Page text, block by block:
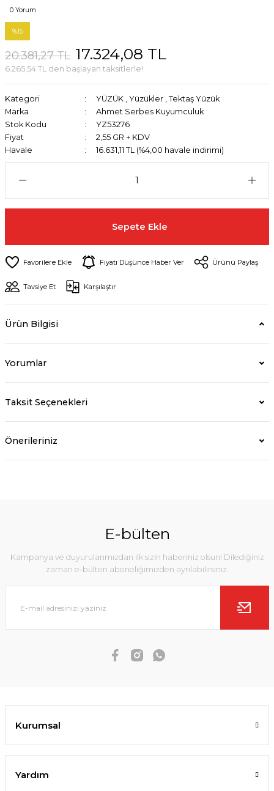
0 Yorum
%15
20.381,27 TL 17.324,08 TL
6.265,54 TL den başlayan taksitlerle!
Kategori YÜZÜK , Yüzükler , Tektaş Yüzük
Marka
Ahmet Serbes Kuyumculuk
Stok Kodu
YZ53276
Fiyat
2,55 GR + KDV
Havale
16.631,11 TL (%4,00 havale indirimi)
Sepete Ekle
Fiyatı Düşünce Haber Ver Ürünü Paylaş
Tavsiye Et Karşılaştır
Ürün Bilgisi
Yorumlar
Taksit Seçenekleri
Önerileriniz
E-bülten
Kampanya ve duyurularımızdan ilk sizin haberiniz olsun! Dilediğiniz
zaman e-bülten aboneliğimizden ayrılabilirsiniz.
Kurumsal
Yardım